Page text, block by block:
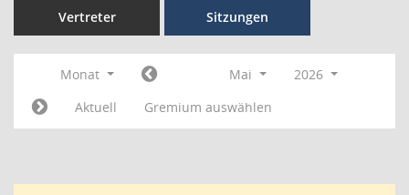
Vertreter Sitzungen
Monat Mai
2026
Aktuell
Gremium auswählen